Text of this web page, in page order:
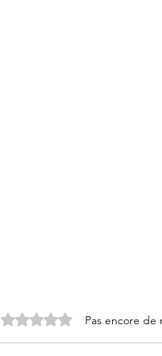
Noté 0 étoile sur 5.Pas encore de